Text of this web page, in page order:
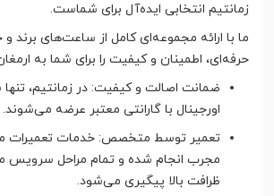
زمانتیم انتخابی ایده‌آل برای شماست.
ما با ارائه مجموعه‌ای کامل از ساعت‌های برند
حرفه‌ای، اطمینان و کیفیت را برای شما به
ضمانت اصالت و کیفیت: در زمانتیم،
اورجینال با گارانتی معتبر عرضه می‌شوند.
تعمیر توسط متخصص: خدمات تعمیرات
مجرب انجام شده و تمام مراحل سرویس
ظرافت بالا پیگیری می‌شود.